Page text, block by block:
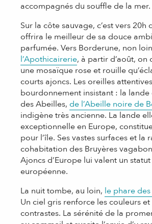
accompagnés du souffle de la mer.
Sur la côte sauvage, c’est vers 20h
offrira le meilleur de sa douce
parfumée. Vers Borderune, non
l’Apothicairerie, à partir d’août, on
une mosaïque rose et rouille
courts ajoncs. Les oreilles
bourdonnement insistant : la
des Abeilles, de l’Abeille noire de
indigène très ancienne. La lande
exceptionnelle en Europe,
pour l’île. Ses vastes surfaces et la
cohabitation des Bruyères
Ajoncs d’Europe lui valent un
européenne.
La nuit tombe, au loin, le phare
Un ciel gris renforce les couleurs
contrastes. La sérénité de la